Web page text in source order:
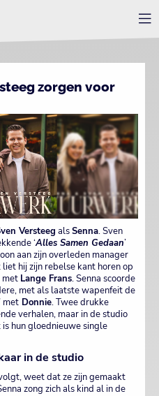
zorgen voor
Versteeg alsSenna. Sven
‘Alles Samen Gedaan’
aan zijn overleden manager
hij zijn rebelse kant horen op
met Lange Frans. Senna scoorde
met als laatste wapenfeit de
met Donnie. Twee drukke
verhalen, maar in de studio
hun gloednieuwe single
in de studio
weet dat ze zijn gemaakt
zong zich als kind al in de